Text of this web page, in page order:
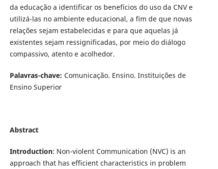
da educação a identificar os benefícios do uso da CNV e
utilizá-las no ambiente educacional, a fim de que novas
relações sejam estabelecidas e para que aquelas já
existentes sejam ressignificadas, por meio do diálogo
compassivo, atento e acolhedor.
Palavras-chave: Comunicação. Ensino. Instituições de
Ensino Superior
Abstract
Introduction: Non-violent Communication (NVC) is an
approach that has efficient characteristics in problem